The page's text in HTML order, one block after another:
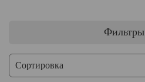
Фильтры